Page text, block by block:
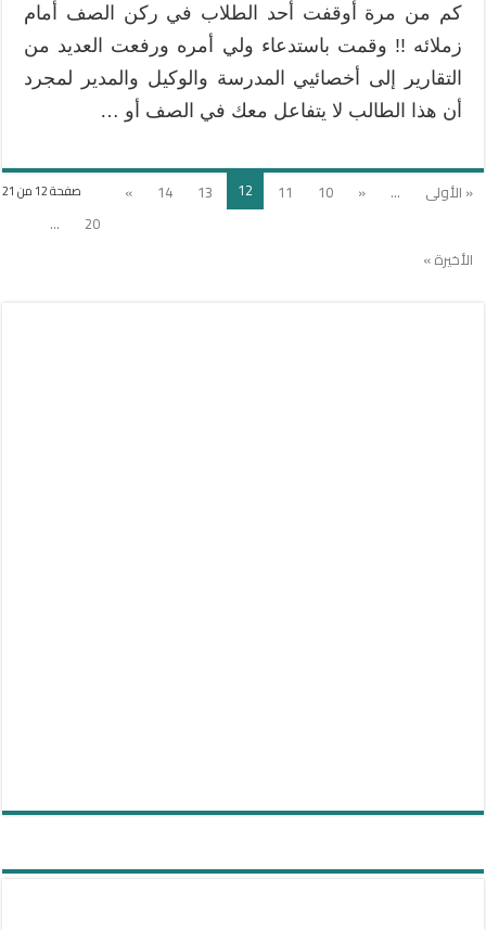
كم من مرة أوقفت أحد الطلاب في ركن الصف أمام
زملائه !! وقمت باستدعاء ولي أمره ورفعت العديد من
التقارير إلى أخصائيي المدرسة والوكيل والمدير لمجرد
أن هذا الطالب لا يتفاعل معك في الصف أو …
صفحة 12 من 21 « الأولى ...
«
10
11
12
13
14
»
20
...
الأخيرة »